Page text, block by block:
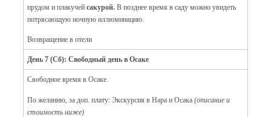
прудом и плакучей сакурой. В позднее время в саду можно увидеть
потрясающую ночную иллюминацию.
Возвращение в отели
День 7 (Сб): Свободный день в Осаке
Свободное время в Осаке.
По желанию, за доп. плату: Экскурсия в Нара и Осака (описание и
стоимость ниже)